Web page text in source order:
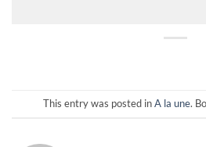
This entry was posted inA la une.